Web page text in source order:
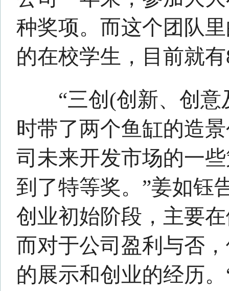
关于我们 - 法律声明 - 广告服务 - 人
Copyright©2025 www.huishang101.com All
皖公网